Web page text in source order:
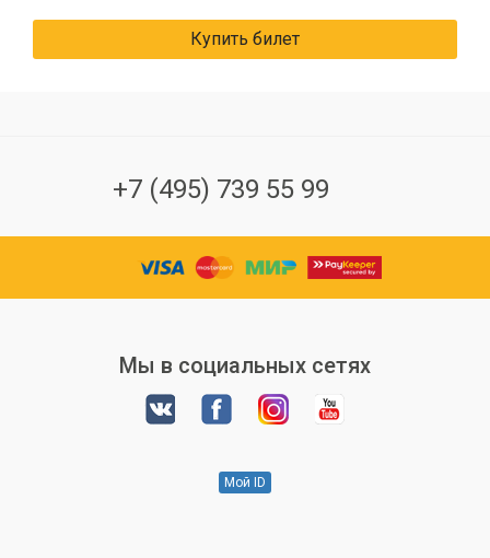
Купить билет
+7 (495) 739 55 99
Мы в социальных сетях
Мой ID